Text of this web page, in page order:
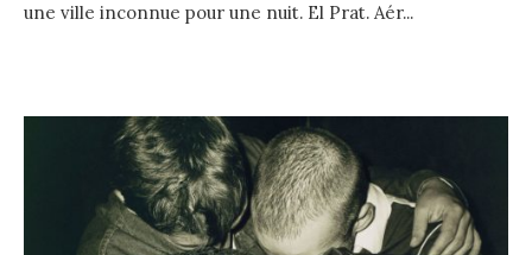
une ville inconnue pour une nuit. El Prat. Aér...